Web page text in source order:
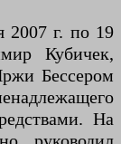
2007 г. по 19
Кубичек,
Бессером
На